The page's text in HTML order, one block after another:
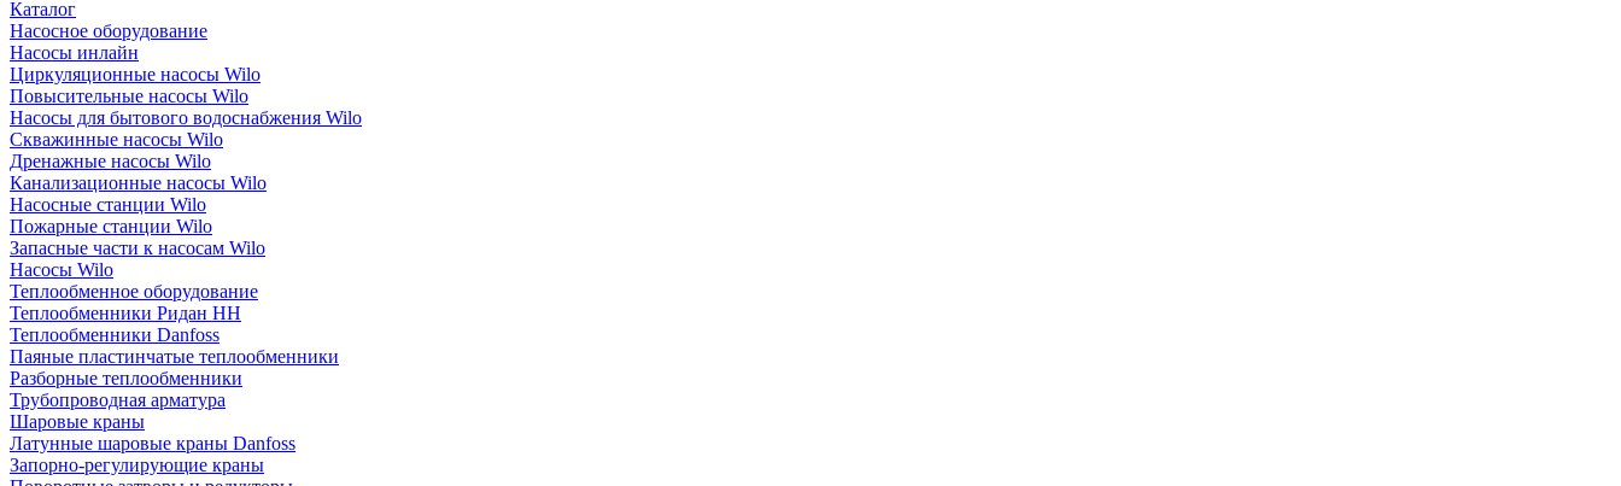
Каталог
Насосное оборудование
Насосы инлайн
Циркуляционные насосы Wilo
Повысительные насосы Wilo
Насосы для бытового водоснабжения Wilo
Скважинные насосы Wilo
Дренажные насосы Wilo
Канализационные насосы Wilo
Насосные станции Wilo
Пожарные станции Wilo
Запасные части к насосам Wilo
Насосы Wilo
Теплообменное оборудование
Теплообменники Ридан НН
Теплообменники Danfoss
Паяные пластинчатые теплообменники
Разборные теплообменники
Трубопроводная арматура
Шаровые краны
Латунные шаровые краны Danfoss
Запорно-регулирующие краны